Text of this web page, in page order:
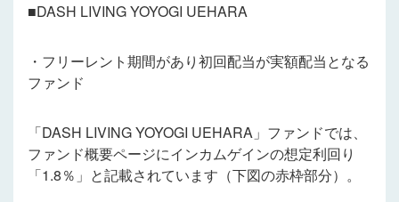
■DASH LIVING YOYOGI UEHARA
・フリーレント期間があり初回配当が実額配当となる
ファンド
「DASH LIVING YOYOGI UEHARA」ファンドでは、
ファンド概要ページにインカムゲインの想定利回り
「1.8％」と記載されています （下図の赤枠部分） 。